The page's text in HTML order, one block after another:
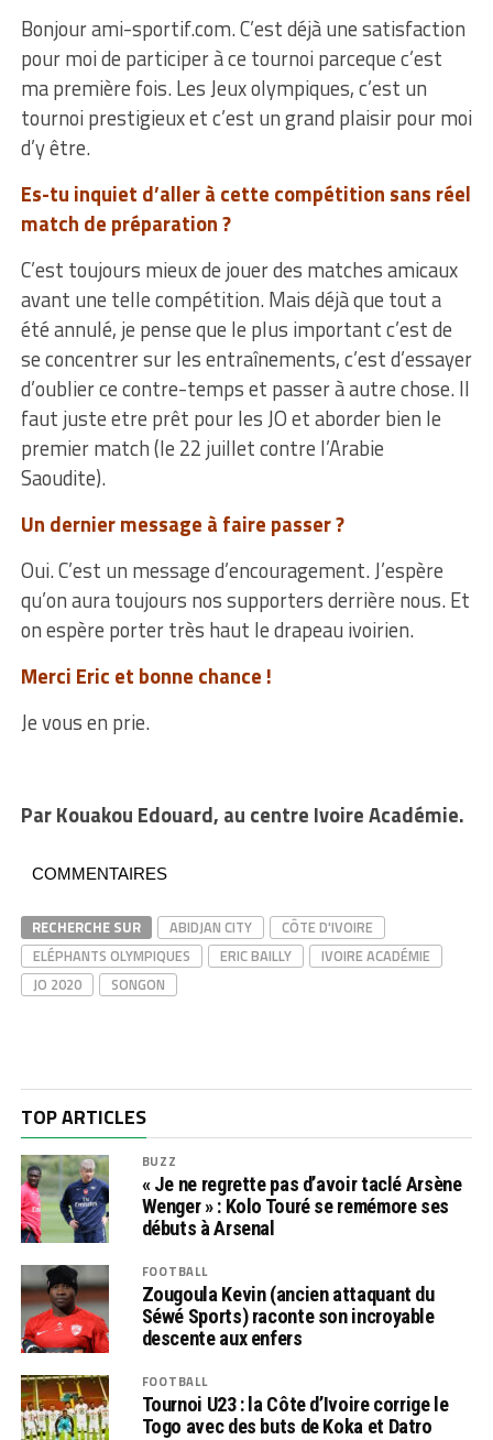
Bonjour ami-sportif.com. C’est déjà une satisfaction
pour moi de participer à ce tournoi parceque c’est
ma première fois. Les Jeux olympiques, c’est un
tournoi prestigieux et c’est un grand plaisir pour moi
d’y être.
Es-tu inquiet d’aller à cette compétition sans réel
match de préparation ?
C’est toujours mieux de jouer des matches amicaux
avant une telle compétition. Mais déjà que tout a
été annulé, je pense que le plus important c’est de
se concentrer sur les entraînements, c’est d’essayer
d’oublier ce contre-temps et passer à autre chose. Il
faut juste etre prêt pour les JO et aborder bien le
premier match (le 22 juillet contre l’Arabie
Saoudite).
Un dernier message à faire passer ?
Oui. C’est un message d’encouragement. J’espère
qu’on aura toujours nos supporters derrière nous. Et
on espère porter très haut le drapeau ivoirien.
Merci Eric et bonne chance !
Je vous en prie.
Par Kouakou Edouard, au centre Ivoire Académie.
COMMENTAIRES
RECHERCHE SUR ABIDJAN CITY
CÔTE D'IVOIRE
ELÉPHANTS OLYMPIQUES
ERIC BAILLY
IVOIRE ACADÉMIE
JO 2020
SONGON
TOP ARTICLES
BUZZ
« Je ne regrette pas d’avoir taclé Arsène
Wenger » : Kolo Touré se remémore ses
débuts à Arsenal
FOOTBALL
Zougoula Kevin (ancien attaquant du
Séwé Sports) raconte son incroyable
descente aux enfers
FOOTBALL
Tournoi U23 : la Côte d’Ivoire corrige le
Togo avec des buts de Koka et Datro